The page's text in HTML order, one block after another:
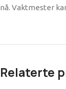
nå. Vaktmester
Relaterte